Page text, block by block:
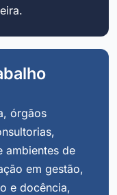
órgãos
ambientes de
em gestão,
e docência,